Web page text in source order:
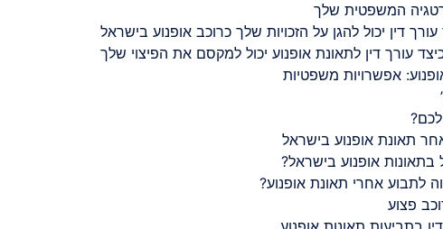
המשפטית שלך
עורך דין יכול להגן על הזכויות שלך כרוכב אופנוע בישראל
עורך דין לתאונת אופנוע יכול למקסם את הפיצוי שלך
אפשרויות משפטיות
לכם?
תאונת אופנוע בישראל
בתאונות אופנוע בישראל?
לתבוע אחרי תאונת אופנוע?
פצוע